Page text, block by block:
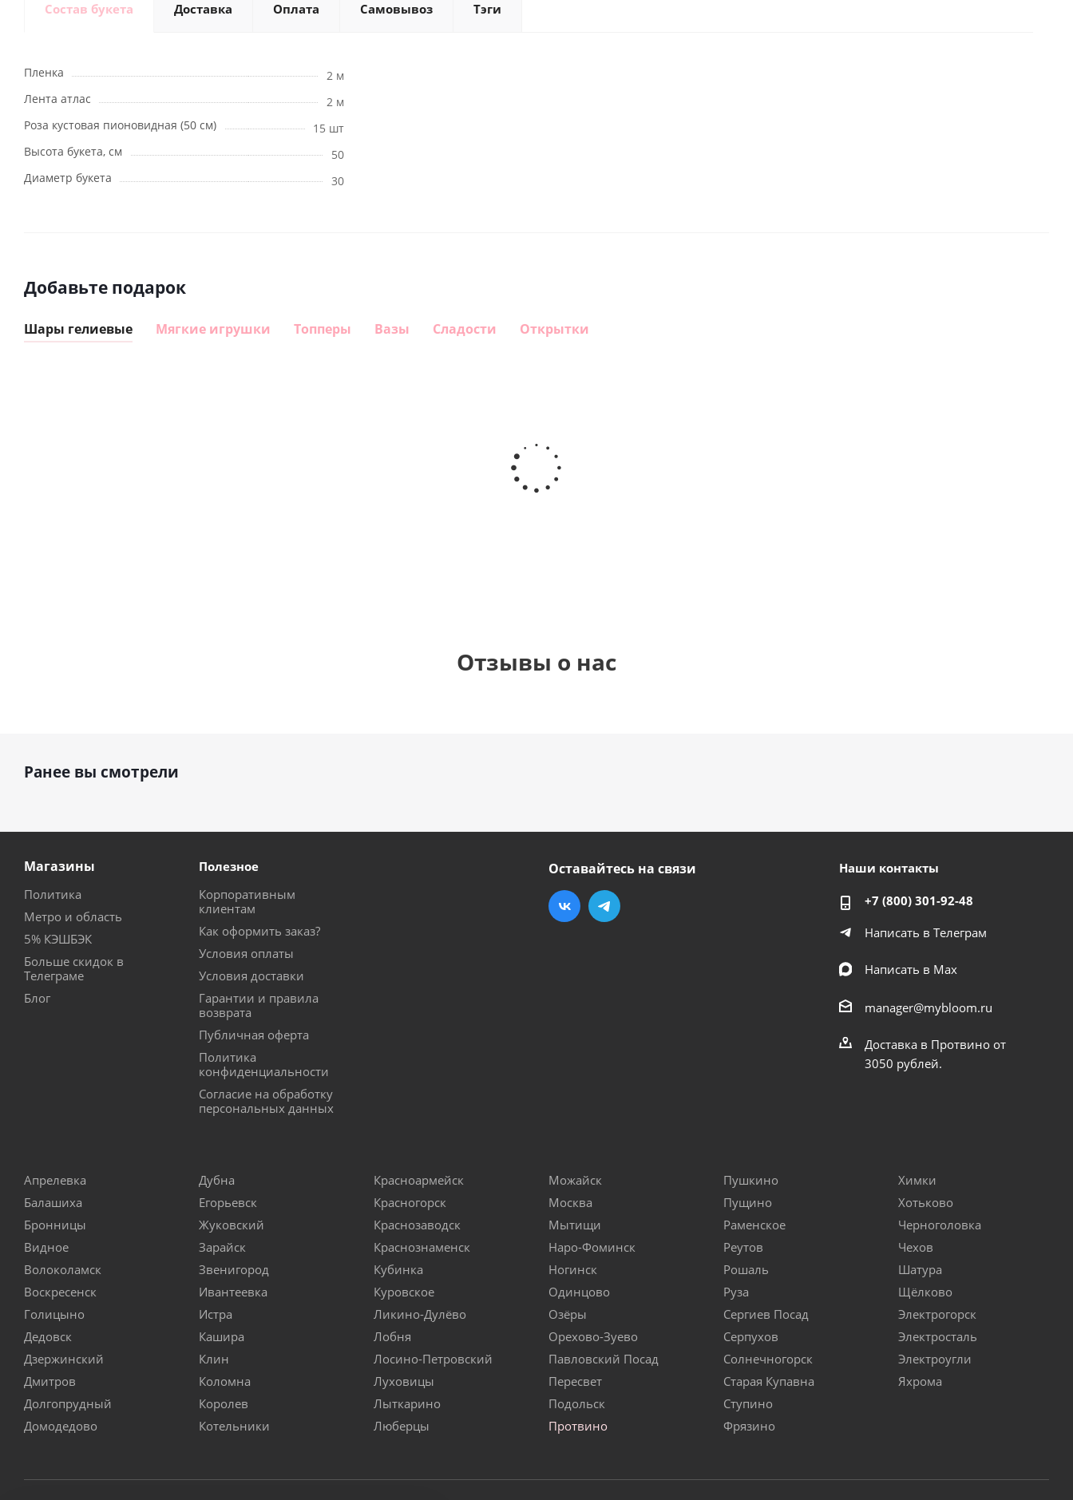
Состав букета Доставка Оплата Самовывоз Тэги
Пленка
2 м
Лента атлас
2 м
Роза кустовая пионовидная (50 см)
15 шт
Высота букета, см
50
Диаметр букета
30
Добавьте подарок
Шары гелиевые Мягкие игрушки Топперы Вазы Сладости Открытки
гелиевый
цифра 1
(40х102
Отзывы о нас
Ранее вы смотрели
Магазины
Политика
Метро и область
5% КЭШБЭК
Больше скидок в
Телеграме
Блог
Полезное
Корпоративным
клиентам
Как оформить заказ?
Условия оплаты
Условия доставки
Гарантии и правила
возврата
Публичная оферта
Политика
конфиденциальности
Согласие на обработку
персональных данных
Оставайтесь на связи Наши контакты
+7 (800) 301-92-48
Написать в Телеграм
Написать в Мах
manager@mybloom.ru
Доставка в Протвино от
3050 рублей.
Апрелевка
Балашиха
Бронницы
Видное
Волоколамск
Воскресенск
Голицыно
Дедовск
Дзержинский
Дмитров
Долгопрудный
Домодедово
Дубна
Егорьевск
Жуковский
Зарайск
Звенигород
Ивантеевка
Истра
Кашира
Клин
Коломна
Королев
Котельники
Красноармейск
Красногорск
Краснозаводск
Краснознаменск
Кубинка
Куровское
Ликино-Дулёво
Лобня
Лосино-Петровский
Луховицы
Лыткарино
Люберцы
Можайск
Москва
Мытищи
Наро-Фоминск
Ногинск
Одинцово
Озёры
Орехово-Зуево
Павловский Посад
Пересвет
Подольск
Протвино
Пушкино
Пущино
Раменское
Реутов
Рошаль
Руза
Сергиев Посад
Серпухов
Солнечногорск
Старая Купавна
Ступино
Фрязино
Химки
Хотьково
Черноголовка
Чехов
Шатура
Щёлково
Электрогорск
Электросталь
Электроугли
Яхрома